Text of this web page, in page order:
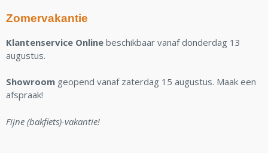
Zomervakantie
Klantenservice Online beschikbaar vanaf donderdag 13
augustus.
Showroom geopend vanaf zaterdag 15 augustus. Maak een
afspraak!
Fijne (bakfiets)-vakantie!